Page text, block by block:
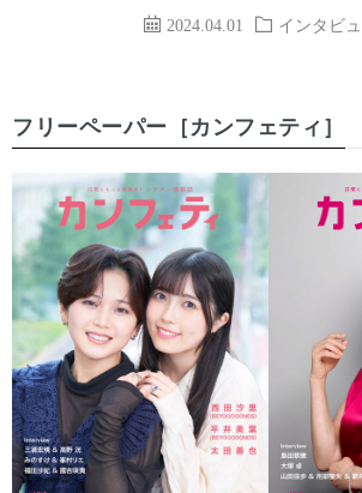
2024.04.01 インタビ
フリーペーパー［カンフェティ］